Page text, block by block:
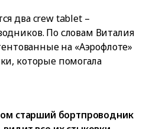
два crew tablet –
По словам Виталия
на «Аэрофлоте»
которые помогала
старший бортпроводник